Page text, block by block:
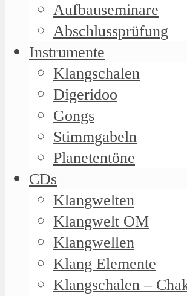
Aufbauseminare
Abschlussprüfung
Instrumente
Klangschalen
Digeridoo
Gongs
Stimmgabeln
Planetentöne
CDs
Klangwelten
Klangwelt OM
Klangwellen
Klang Elemente
Klangschalen –